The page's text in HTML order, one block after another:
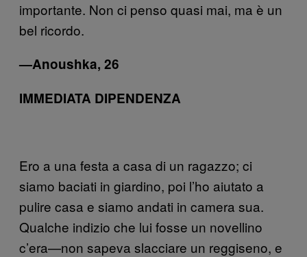
importante. Non ci penso quasi mai, ma è un
bel ricordo.
—Anoushka, 26
IMMEDIATA DIPENDENZA
Ero a una festa a casa di un ragazzo; ci
siamo baciati in giardino, poi l’ho aiutato a
pulire casa e siamo andati in camera sua.
Qualche indizio che lui fosse un novellino
c’era—non sapeva slacciare un reggiseno, e